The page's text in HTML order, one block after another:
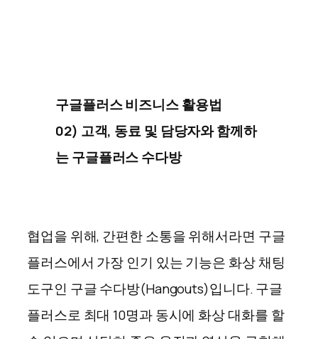
구글플러스 비즈니스 활용법
02) 고객, 동료 및 담당자와 함께하
는 구글플러스 수다방
협업을 위해, 간편한 소통을 위해서라면 구글
플러스에서 가장 인기 있는 기능은 화상 채팅
도구인 구글 수다방(Hangouts)입니다. 구글
플러스로 최대 10명과 동시에 화상 대화를 할